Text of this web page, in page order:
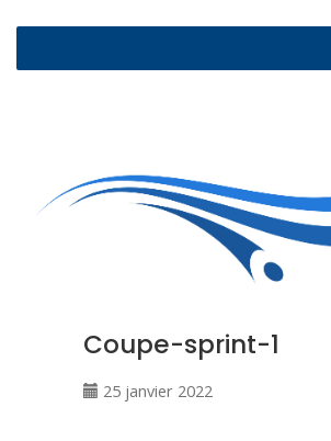
Coupe-sprint-1
25 janvier 2022